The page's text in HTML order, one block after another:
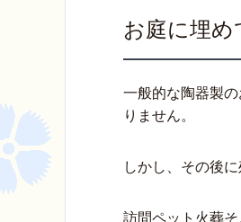
お庭に埋
一般的な陶器製
りません。
しかし、その後
訪問ペット火葬